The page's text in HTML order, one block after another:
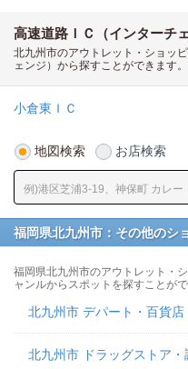
高速道路ＩＣ（インターチ
北九州市のアウトレット・ショッ
ェンジ）から探すことができます。
小倉東ＩＣ
地図検索 お店検索
福岡県北九州市：その他のシ
福岡県北九州市のアウトレット・
ャンルからスポットを探すことがで
北九州市 デパート・百貨店
北九州市 ドラッグストア・